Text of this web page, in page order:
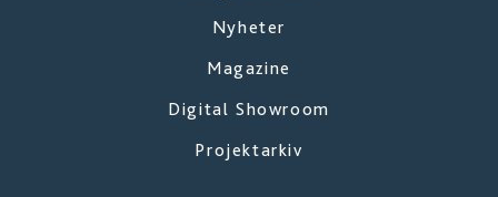
Nyheter
Magazine
Digital Showroom
Projektarkiv